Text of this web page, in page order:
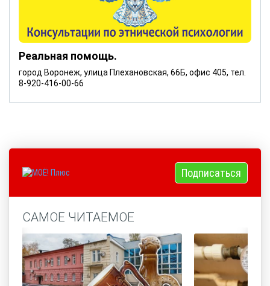
Реальная помощь.
город Воронеж, улица Плехановская, 66Б, офис 405, тел.
8-920-416-00-66
Подписаться
САМОЕ ЧИТАЕМОЕ